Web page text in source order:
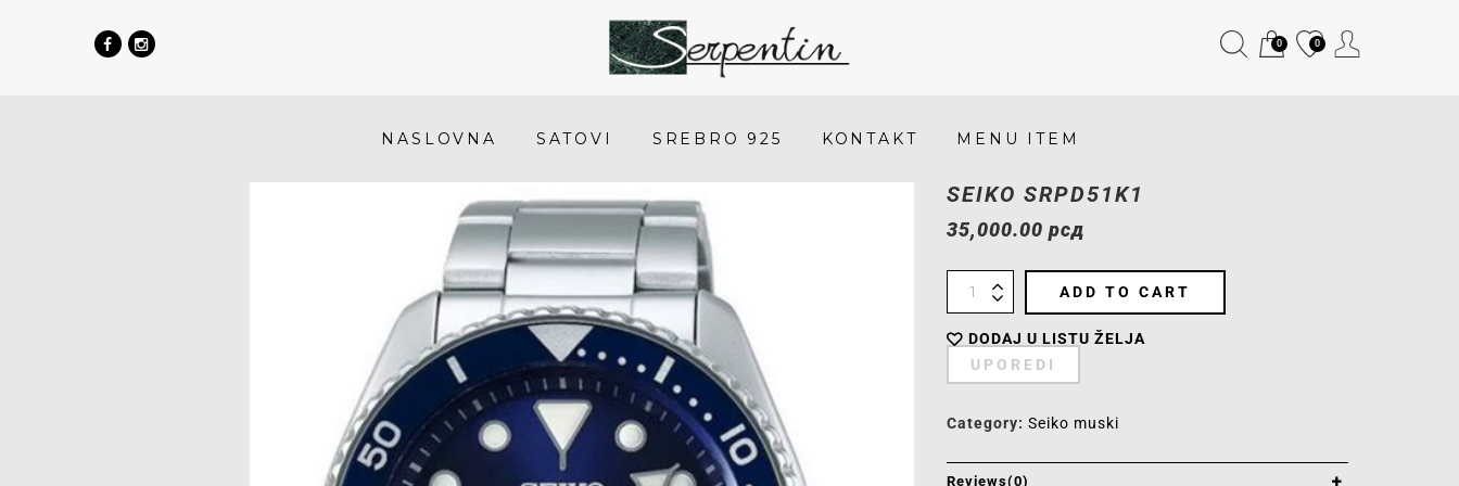
Seiko
SRPD51K1
-
0 0
NASLOVNA SATOVI SREBRO 925 KONTAKT MENU ITEM
SEIKO SRPD51K1
35,000.00 рсд
ADD TO CART
DODAJ U LISTU ŽELJA
UPOREDI
Category: Seiko muski
Reviews(0)